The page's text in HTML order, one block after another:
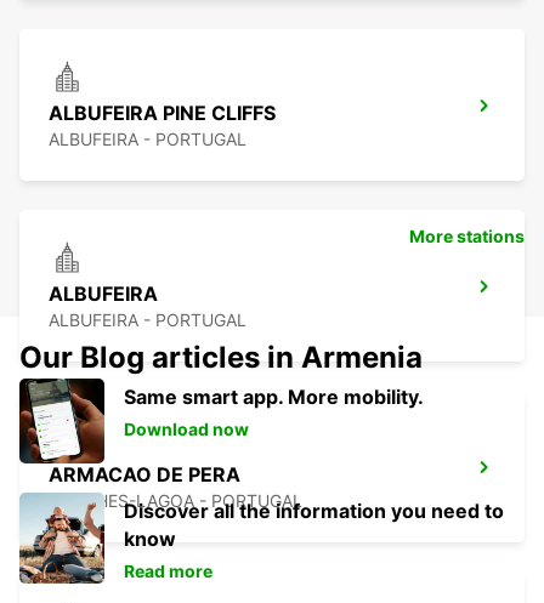
ALBUFEIRA PINE CLIFFS
ALBUFEIRA - PORTUGAL
ALBUFEIRA
ALBUFEIRA - PORTUGAL
ARMACAO DE PERA
PORCHES-LAGOA - PORTUGAL
More stations
Our Blog articles in Armenia
Same smart app. More mobility.
Download now
Discover all the information you need to
know
Read more